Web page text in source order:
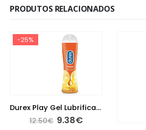
PRODUTOS RELACIONADOS
-25%
Durex Play Gel Lubrificante Efeito Calor 50ml
12.50€ 9.38€